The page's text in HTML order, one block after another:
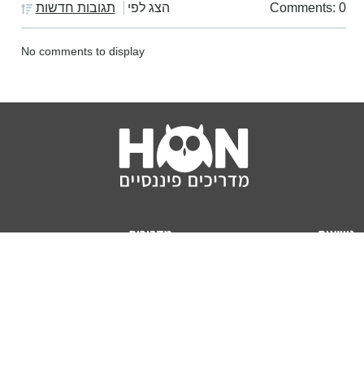
Comments: 0 הצג לפי תגובות חדשות
No comments to display
נושאים
מדריכים